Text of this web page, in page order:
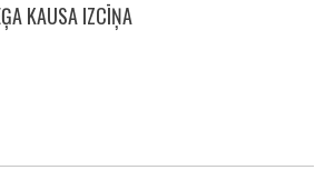
KAUSA IZCĪŅA